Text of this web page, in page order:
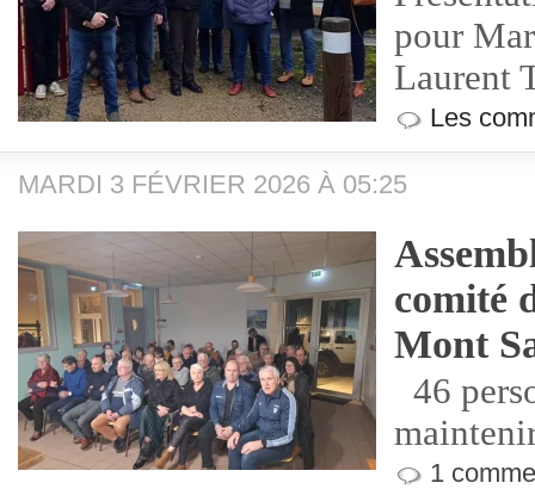
pour
Laurent
Les
MARDI 3 FÉVRIER 2026 À 05:25
comité
Mont
46
1